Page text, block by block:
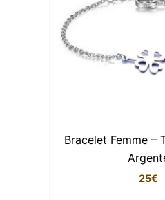
Pourquoi on l’adore
Parce qu’il apaise
les femmes qui
déterminées — un
Bracelet Femme –
25€